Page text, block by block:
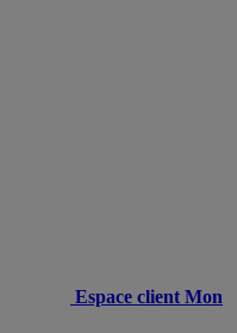
Espace client Mon